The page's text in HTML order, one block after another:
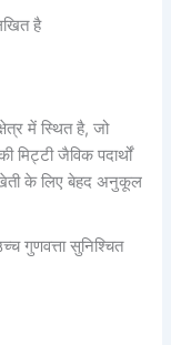
है
में स्थित है, जो
मिट्टी जैविक पदार्थों
के लिए बेहद अनुकूल
गुणवत्ता सुनिश्चित